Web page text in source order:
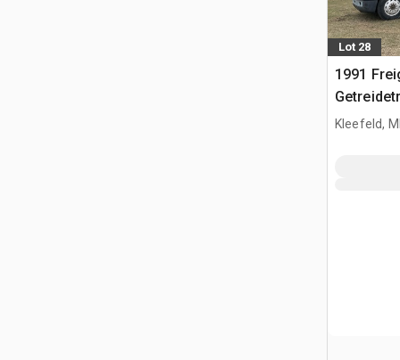
Lot 28
1991
Kleefeld,